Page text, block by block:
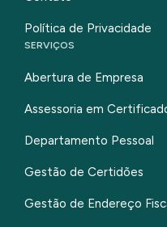
Política de Privacidade
SERVIÇOS
Abertura de Empresa
Assessoria em
Departamento Pessoal
Gestão de Certidões
Gestão de Endereço